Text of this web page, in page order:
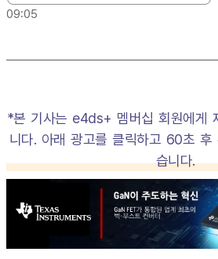
09:05
*본 기사는 e4ds+ 멤버십 회원에게
니다. 아래 광고를 클릭하고 60초 후
습니다.